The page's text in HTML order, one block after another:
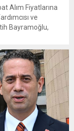
Alım Fiyatlarına
ve
Bayramoğlu,
uzak